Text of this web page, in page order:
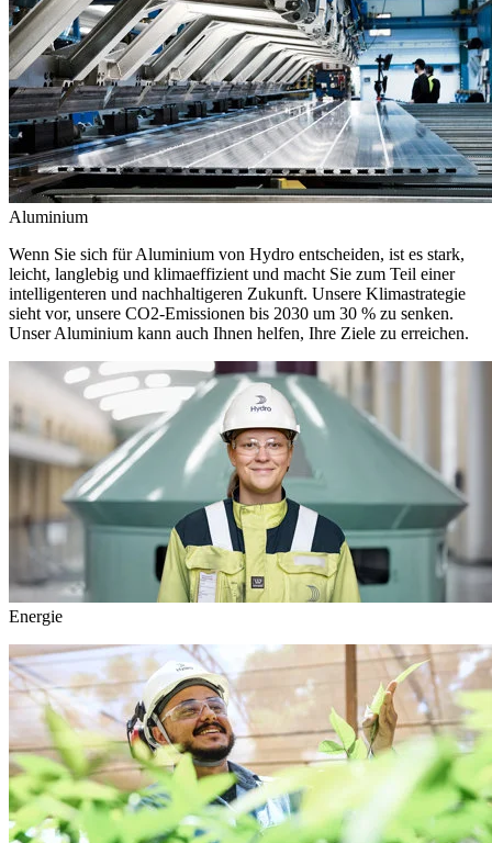
Aluminium
Wenn Sie sich für Aluminium von Hydro entscheiden, ist es stark,
leicht, langlebig und klimaeffizient und macht Sie zum Teil einer
intelligenteren und nachhaltigeren Zukunft. Unsere Klimastrategie
sieht vor, unsere CO2-Emissionen bis 2030 um 30 % zu senken.
Unser Aluminium kann auch Ihnen helfen, Ihre Ziele zu erreichen.
Energie